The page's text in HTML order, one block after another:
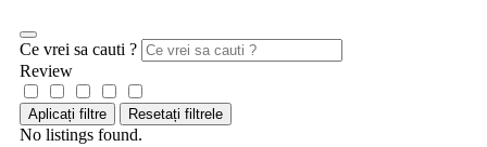
Ce vrei sa cauti ?
Review
Aplicați filtre Resetați filtrele
No listings found.